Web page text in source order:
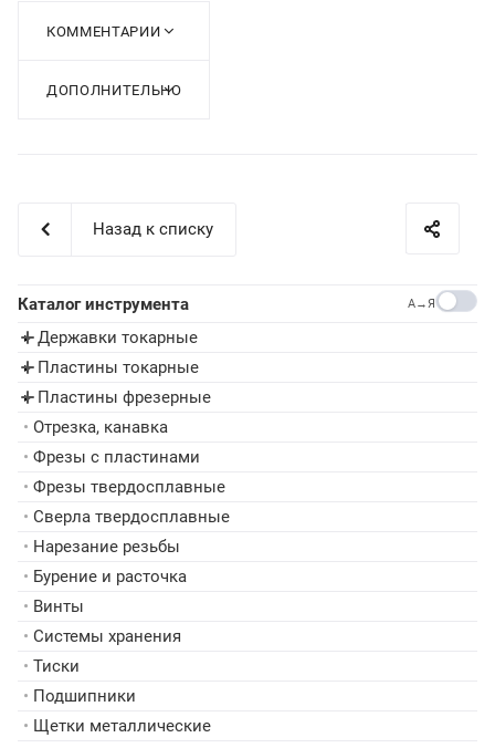
КОММЕНТАРИИ
ДОПОЛНИТЕЛЬНО
Назад к списку
Каталог инструмента A→Я
▸ Державки токарные
▸ Пластины токарные
▸ Пластины фрезерные
• Отрезка, канавка
• Фрезы с пластинами
• Фрезы твердосплавные
• Сверла твердосплавные
• Нарезание резьбы
• Бурение и расточка
• Винты
• Системы хранения
• Тиски
• Подшипники
• Щетки металлические